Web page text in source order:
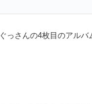
ぐっさんの4枚目のアルバ